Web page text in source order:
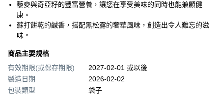
藜麥與奇亞籽的豐富營養，讓您在享受美味的同時也能兼顧健
康。
蘇打餅乾的鹹香，搭配黑松露的奢華風味，創造出令人難忘的滋
味。
商品主要規格
有效期限(或保存期限)
2027-02-01 或以後
製造日期
2026-02-02
包裝類型
袋子